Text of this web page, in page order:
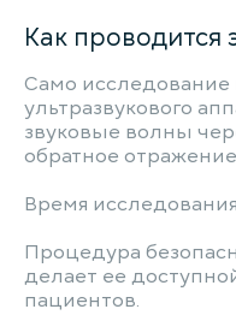
Как проводится
Само
ультразвукового
звуковые волны
обратное
Время
Процедура
делает ее
пациентов.